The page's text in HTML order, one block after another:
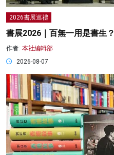
2026書展巡禮
書展2026｜百無一用是書生？
作者: 本社編輯部
2026-08-07